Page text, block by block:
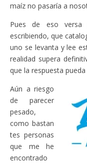
maíz no pasaría a
Pues de eso versa
escribiendo, que
uno se levanta y lee
realidad supera
que la respuesta pueda
Aún a riesgo
de parecer
pesado,
como bastan
tes personas
que me he
encontrado